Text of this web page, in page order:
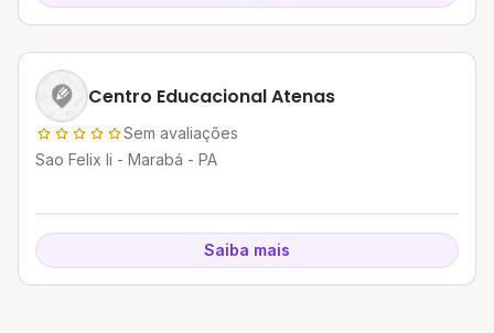
Centro Educacional Atenas
Sem avaliações
Sao Felix Ii - Marabá - PA
Saiba mais